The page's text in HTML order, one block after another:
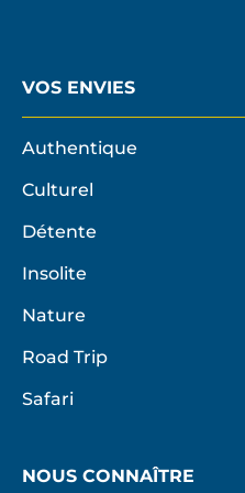
VOS ENVIES
Authentique
Culturel
Détente
Insolite
Nature
Road Trip
Safari
NOUS CONNAÎTRE